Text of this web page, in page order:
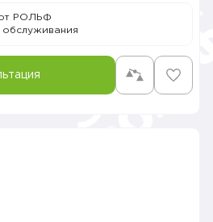
от РОЛЬФ
обслуживания